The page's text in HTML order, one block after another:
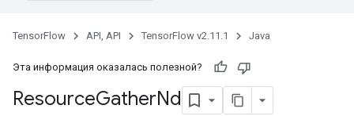
TensorFlow API, API TensorFlow v2.11.1 Java
Эта информация оказалась полезной?
ResourceGatherNd